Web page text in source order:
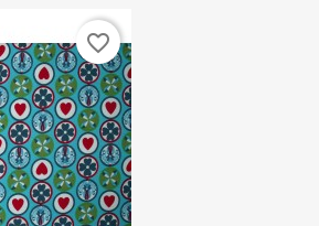
favorite_border